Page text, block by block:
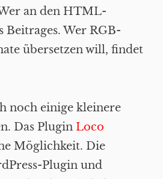
an den HTML-
Beitrages. Wer RGB-
übersetzen will, findet
noch einige kleinere
Das Plugin Loco
Möglichkeit. Die
Plugin und